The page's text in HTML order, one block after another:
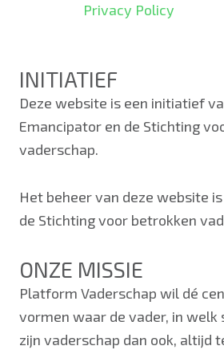
Privacy Policy
INITIATIEF
Deze website is een initiatief
Emancipator en de Stichting
vaderschap.
Het beheer van deze website
de Stichting voor betrokken
ONZE MISSIE
Platform Vaderschap wil dé
vormen waar de vader, in welk
zijn vaderschap dan ook, altijd